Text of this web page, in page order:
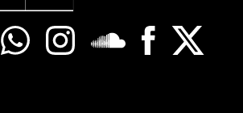
WhatsappInstagramSoundcloreFacebook
X